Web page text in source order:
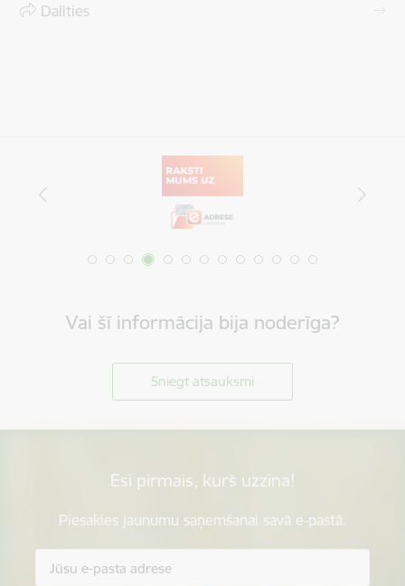
Dalīties
Vai šī informācija bija noderīga?
Sniegt atsauksmi
Esi pirmais, kurš uzzina!
Piesakies jaunumu saņemšanai savā e-pastā.